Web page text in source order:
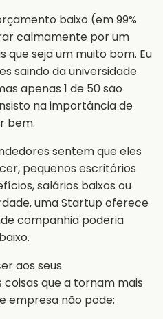
baixo (em 99%
calmamente por um
que seja um muito bom. Eu
saindo da universidade
apenas 1 de 50 são
na importância de
bem.
sentem que eles
pequenos escritórios
salários baixos ou
uma Startup oferece
companhia poderia
aos seus
que a tornam mais
empresa não pode: